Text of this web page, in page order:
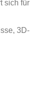
sich für
3D-